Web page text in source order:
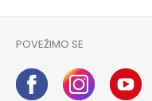
POVEŽIMO SE